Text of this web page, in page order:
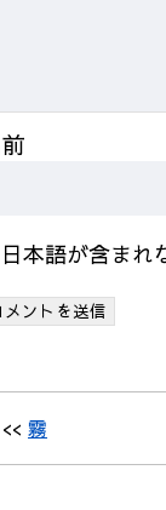
本語が含まれ
<< 霧